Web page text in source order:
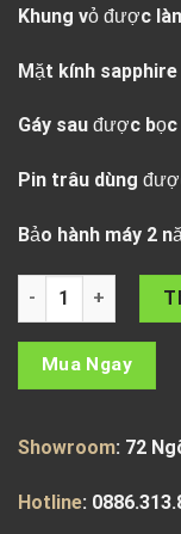
Khung vỏ được
Mặt kính
Gáy sau được
Pin trâu dùng
Bảo hành máy 2
Điện Thoại Vertu
Mua Ngay
Showroom: 72
Hotline: